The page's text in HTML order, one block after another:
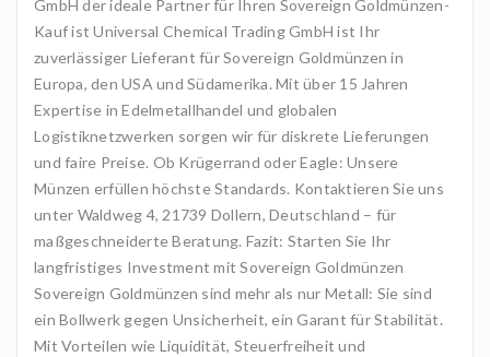
GmbH der ideale Partner für Ihren Sovereign Goldmünzen-
Kauf ist Universal Chemical Trading GmbH ist Ihr
zuverlässiger Lieferant für Sovereign Goldmünzen in
Europa, den USA und Südamerika. Mit über 15 Jahren
Expertise in Edelmetallhandel und globalen
Logistiknetzwerken sorgen wir für diskrete Lieferungen
und faire Preise. Ob Krügerrand oder Eagle: Unsere
Münzen erfüllen höchste Standards. Kontaktieren Sie uns
unter Waldweg 4, 21739 Dollern, Deutschland – für
maßgeschneiderte Beratung. Fazit: Starten Sie Ihr
langfristiges Investment mit Sovereign Goldmünzen
Sovereign Goldmünzen sind mehr als nur Metall: Sie sind
ein Bollwerk gegen Unsicherheit, ein Garant für Stabilität.
Mit Vorteilen wie Liquidität, Steuerfreiheit und